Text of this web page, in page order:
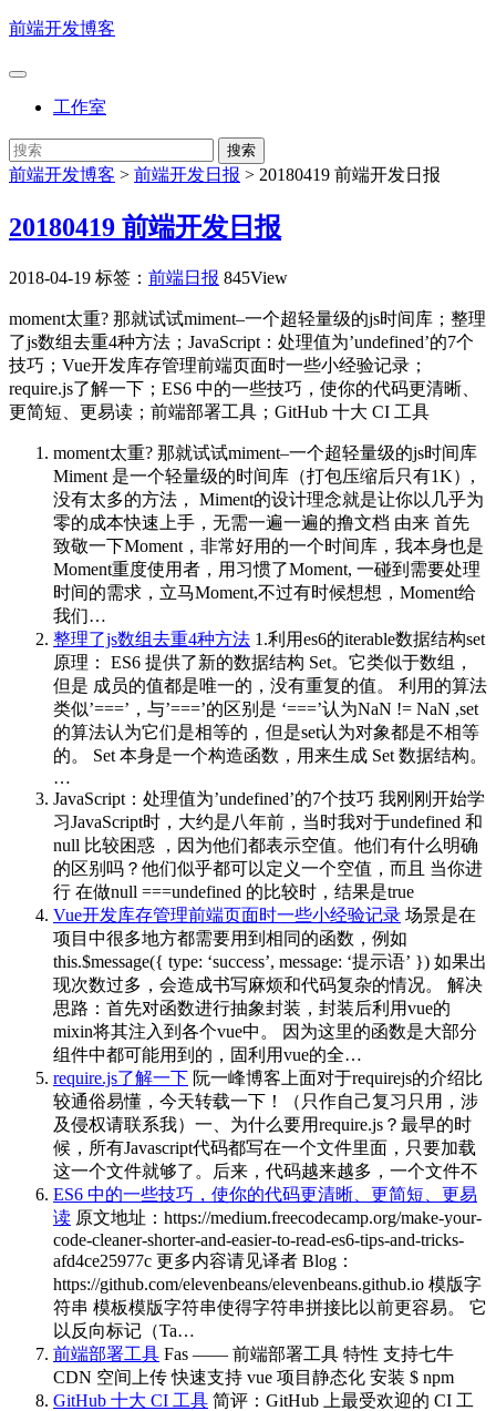
前端开发博客
工作室
前端开发博客 > 前端开发日报 > 20180419 前端开发日报
20180419 前端开发日报
2018-04-19 标签： 前端日报 845View
moment太重? 那就试试miment–一个超轻量级的js时间库；整理
了js数组去重4种方法；JavaScript：处理值为’undefined’的7个
技巧；Vue开发库存管理前端页面时一些小经验记录；
require.js了解一下；ES6 中的一些技巧，使你的代码更清晰、
更简短、更易读；前端部署工具；GitHub 十大 CI 工具
moment太重? 那就试试miment–一个超轻量级的js时间库
Miment 是一个轻量级的时间库（打包压缩后只有1K）,
没有太多的方法， Miment的设计理念就是让你以几乎为
零的成本快速上手，无需一遍一遍的撸文档 由来 首先
致敬一下Moment，非常好用的一个时间库，我本身也是
Moment重度使用者，用习惯了Moment, 一碰到需要处理
时间的需求，立马Moment,不过有时候想想，Moment给
我们…
整理了js数组去重4种方法 1.利用es6的iterable数据结构set
原理： ES6 提供了新的数据结构 Set。它类似于数组，
但是 成员的值都是唯一的，没有重复的值。 利用的算法
类似’===’，与’===’的区别是 ‘===’认为NaN != NaN ,set
的算法认为它们是相等的，但是set认为对象都是不相等
的。 Set 本身是一个构造函数，用来生成 Set 数据结构。
…
JavaScript：处理值为’undefined’的7个技巧 我刚刚开始学
习JavaScript时，大约是八年前，当时我对于undefined 和
null 比较困惑 ，因为他们都表示空值。他们有什么明确
的区别吗？他们似乎都可以定义一个空值，而且 当你进
行 在做null ===undefined 的比较时，结果是true
Vue开发库存管理前端页面时一些小经验记录 场景是在
项目中很多地方都需要用到相同的函数，例如
this.$message({ type: ‘success’, message: ‘提示语’ }) 如果出
现次数过多，会造成书写麻烦和代码复杂的情况。 解决
思路：首先对函数进行抽象封装，封装后利用vue的
mixin将其注入到各个vue中。 因为这里的函数是大部分
组件中都可能用到的，固利用vue的全…
require.js了解一下 阮一峰博客上面对于requirejs的介绍比
较通俗易懂，今天转载一下！（只作自己复习只用，涉
及侵权请联系我）一、为什么要用require.js？最早的时
候，所有Javascript代码都写在一个文件里面，只要加载
这一个文件就够了。后来，代码越来越多，一个文件不
ES6 中的一些技巧，使你的代码更清晰、更简短、更易
读 原文地址：https://medium.freecodecamp.org/make-your-
code-cleaner-shorter-and-easier-to-read-es6-tips-and-tricks-
afd4ce25977c 更多内容请见译者 Blog：
https://github.com/elevenbeans/elevenbeans.github.io 模版字
符串 模板模版字符串使得字符串拼接比以前更容易。 它
以反向标记（Ta…
前端部署工具 Fas —— 前端部署工具 特性 支持七牛
CDN 空间上传 快速支持 vue 项目静态化 安装 $ npm
GitHub 十大 CI 工具 简评：GitHub 上最受欢迎的 CI 工